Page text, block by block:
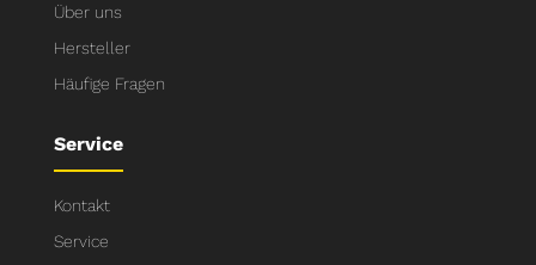
Über uns
Hersteller
Häufige Fragen
Service
Kontakt
Service